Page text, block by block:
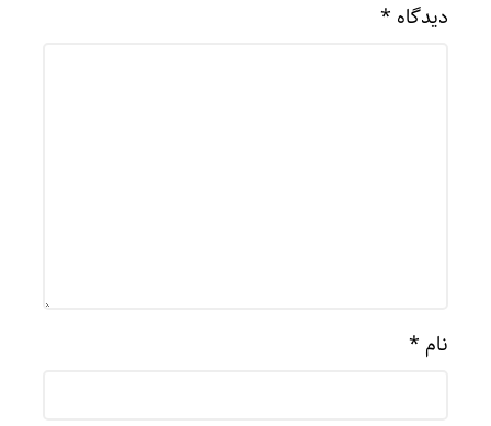
دیدگاه *
نام *